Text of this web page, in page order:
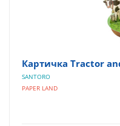
Картичка Tractor
SANTORO
PAPER LAND